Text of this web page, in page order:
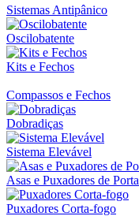
Sistemas Antipânico
Oscilobatente
Kits e Fechos
Compassos e Fechos
Dobradiças
Sistema Elevável
Asas e Puxadores de Porta
Puxadores Corta-fogo